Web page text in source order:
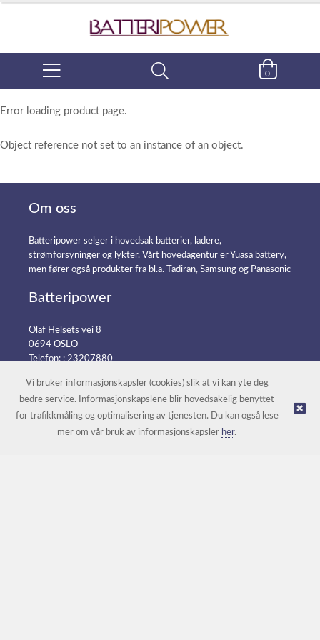
0
Error loading product page.
Object reference not set to an instance of an object.
Om oss
Batteripower selger i hovedsak batterier, ladere,
strømforsyninger og lykter. Vårt hovedagentur er Yuasa battery,
men fører også produkter fra bl.a. Tadiran, Samsung og Panasonic
Batteripower
Olaf Helsets vei 8
0694 OSLO
Telefon: :23207880
© Batteripower |Nettbutikk levert av Kréatif
Vi bruker informasjonskapsler (cookies) slik at vi kan yte deg
bedre service. Informasjonskapslene blir hovedsakelig benyttet
for trafikkmåling og optimalisering av tjenesten. Du kan også lese
mer om vår bruk av informasjonskapsler her.